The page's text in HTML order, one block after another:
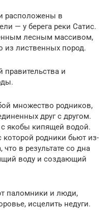
расположены в
— у берега реки Сатис.
лесным массивом,
из лиственных пород.
правительства и
множество родников,
друг с другом.
якобы кипящей водой.
которой родники бьют из-
в результате со дна
воду и создающий
паломники и люди,
исцелить недуги.